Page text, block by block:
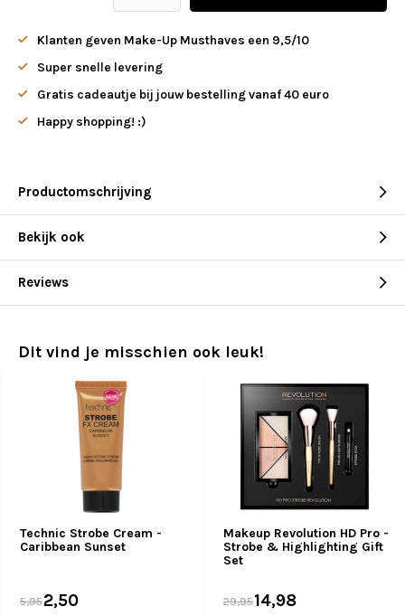
Klanten geven Make-Up Musthaves een 9,5/10
Super snelle levering
Gratis cadeautje bij jouw bestelling vanaf 40 euro
Happy shopping! :)
Productomschrijving
Bekijk ook
Reviews
Dit vind je misschien ook leuk!
Technic Strobe Cream -
Caribbean Sunset
5,952,50
Makeup Revolution HD Pro -
Strobe & Highlighting Gift
Set
29,9514,98